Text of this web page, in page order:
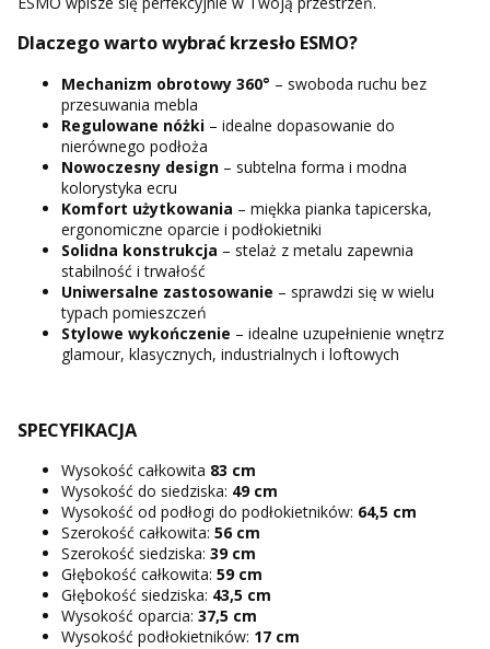
Dlaczego warto wybrać krzesło ESMO?
Mechanizm obrotowy 360° – swoboda ruchu bez
przesuwania mebla
Regulowane nóżki – idealne dopasowanie do
nierównego podłoża
Nowoczesny design – subtelna forma i modna
kolorystyka ecru
Komfort użytkowania – miękka pianka tapicerska,
ergonomiczne oparcie i podłokietniki
Solidna konstrukcja – stelaż z metalu zapewnia
stabilność i trwałość
Uniwersalne zastosowanie – sprawdzi się w wielu
typach pomieszczeń
Stylowe wykończenie – idealne uzupełnienie wnętrz
glamour, klasycznych, industrialnych i loftowych
SPECYFIKACJA
Wysokość całkowita 83 cm
Wysokość do siedziska: 49 cm
Wysokość od podłogi do podłokietników: 64,5 cm
Szerokość całkowita: 56 cm
Szerokość siedziska: 39 cm
Głębokość całkowita: 59 cm
Głębokość siedziska: 43,5 cm
Wysokość oparcia: 37,5 cm
Wysokość podłokietników: 17 cm